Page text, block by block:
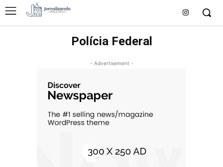
Polícia Federal
- Advertisement -